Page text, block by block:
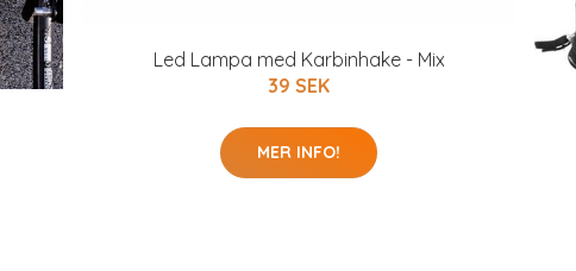
Led Lampa med Karbinhake - Mix
39 SEK
MER INFO!